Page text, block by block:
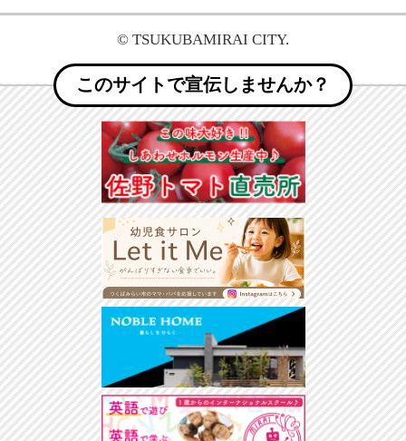
© TSUKUBAMIRAI CITY.
このサイトで宣伝しませんか？